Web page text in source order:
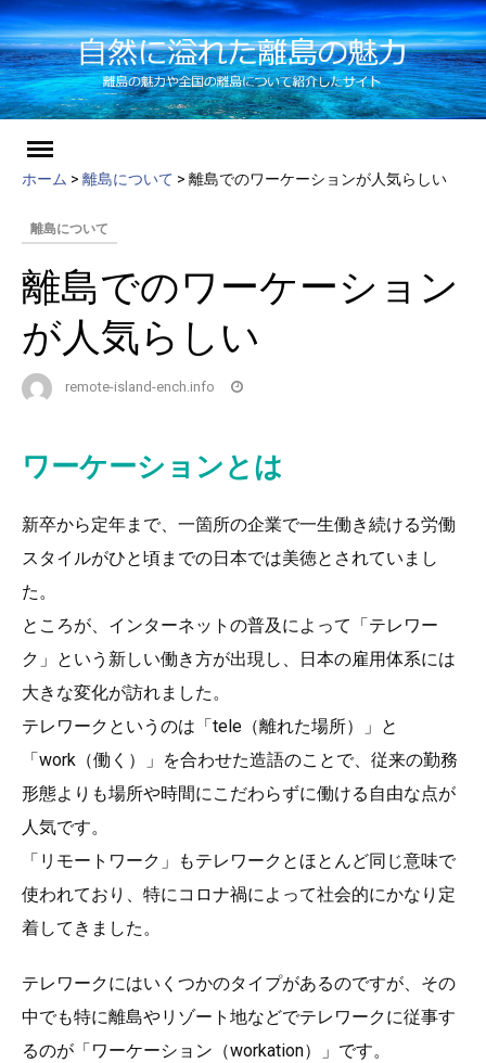
ホーム > 離島について > 離島でのワーケーションが人気らしい
離島について
離島でのワーケーション
が人気らしい
remote-island-ench.info
ワーケーションとは
新卒から定年まで、一箇所の企業で一生働き続ける労働
スタイルがひと頃までの日本では美徳とされていまし
た。
ところが、インターネットの普及によって「テレワー
ク」という新しい働き方が出現し、日本の雇用体系には
大きな変化が訪れました。
テレワークというのは「tele（離れた場所）」と
「work（働く）」を合わせた造語のことで、従来の勤務
形態よりも場所や時間にこだわらずに働ける自由な点が
人気です。
「リモートワーク」もテレワークとほとんど同じ意味で
使われており、特にコロナ禍によって社会的にかなり定
着してきました。
テレワークにはいくつかのタイプがあるのですが、その
中でも特に離島やリゾート地などでテレワークに従事す
るのが「ワーケーション（workation）」です。